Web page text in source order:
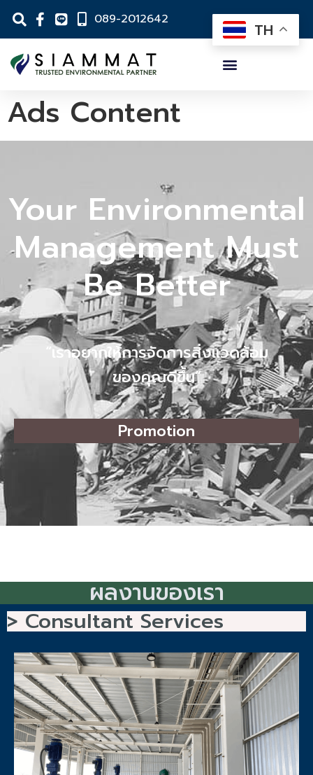
089-2012642
Ads Content
Your Environmental
Management Must
Be Better
“เราอยากให้การจัดการสิ่งแวดล้อม
ของคุณดีขึ้น”
Promotion
ผลงานของเรา
> Consultant Services
TH